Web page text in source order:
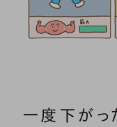
一度下が